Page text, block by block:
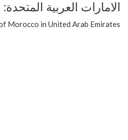
الامارات العربية المتحدة:
Morocco in United Arab Emirates